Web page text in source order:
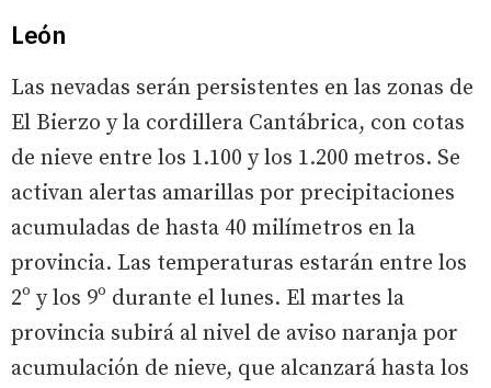
León
Las nevadas serán persistentes en las zonas de
El Bierzo y la cordillera Cantábrica, con cotas
de nieve entre los 1.100 y los 1.200 metros. Se
activan alertas amarillas por precipitaciones
acumuladas de hasta 40 milímetros en la
provincia. Las temperaturas estarán entre los
2º y los 9º durante el lunes. El martes la
provincia subirá al nivel de aviso naranja por
acumulación de nieve, que alcanzará hasta los